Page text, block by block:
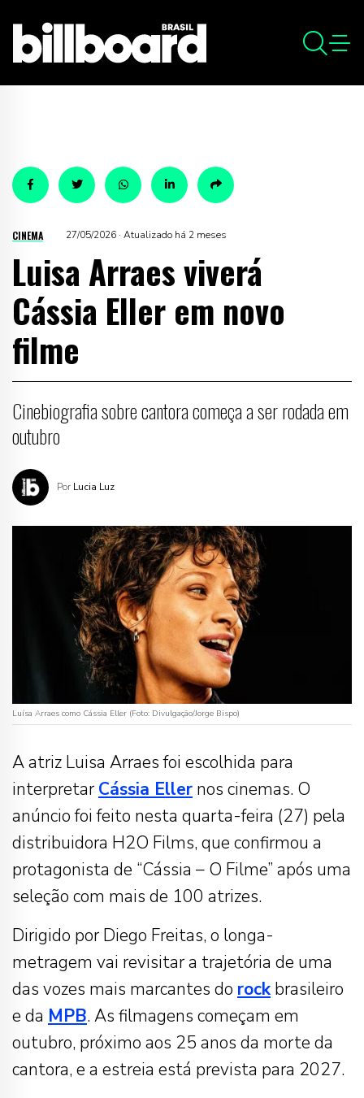
CINEMA 27/05/2026 · Atualizado há 2 meses
Luisa Arraes viverá
Cássia Eller em novo
filme
Cinebiografia sobre cantora começa a ser rodada em
outubro
Por Lucia Luz
Luísa Arraes como Cássia Eller (Foto: Divulgação/Jorge Bispo)
A atriz Luisa Arraes foi escolhida para
interpretar Cássia Eller nos cinemas. O
anúncio foi feito nesta quarta-feira (27) pela
distribuidora H2O Films, que confirmou a
protagonista de “Cássia – O Filme” após uma
seleção com mais de 100 atrizes.
Dirigido por Diego Freitas, o longa-
metragem vai revisitar a trajetória de uma
das vozes mais marcantes do rockbrasileiro
e da MPB. As filmagens começam em
outubro, próximo aos 25 anos da morte da
cantora, e a estreia está prevista para 2027.